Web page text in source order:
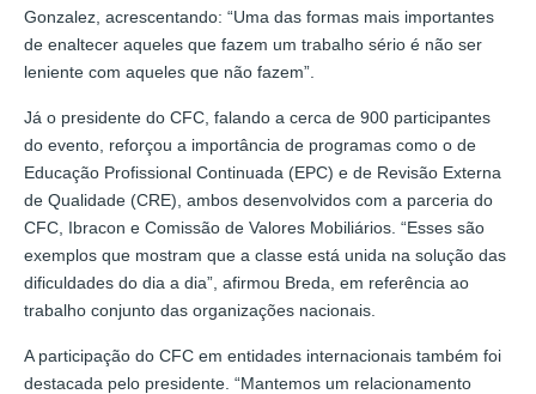
Gonzalez, acrescentando: “Uma das formas mais importantes
de enaltecer aqueles que fazem um trabalho sério é não ser
leniente com aqueles que não fazem”.
Já o presidente do CFC, falando a cerca de 900 participantes
do evento, reforçou a importância de programas como o de
Educação Profissional Continuada (EPC) e de Revisão Externa
de Qualidade (CRE), ambos desenvolvidos com a parceria do
CFC, Ibracon e Comissão de Valores Mobiliários. “Esses são
exemplos que mostram que a classe está unida na solução das
dificuldades do dia a dia”, afirmou Breda, em referência ao
trabalho conjunto das organizações nacionais.
A participação do CFC em entidades internacionais também foi
destacada pelo presidente. “Mantemos um relacionamento